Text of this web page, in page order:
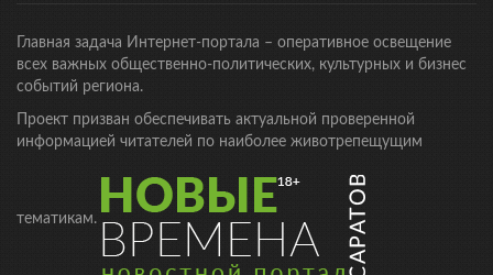
Главная задача Интернет-портала – оперативное освещение
всех важных общественно-политических, культурных и бизнес
событий региона.
Проект призван обеспечивать актуальной проверенной
информацией читателей по наиболее животрепещущим
тематикам.